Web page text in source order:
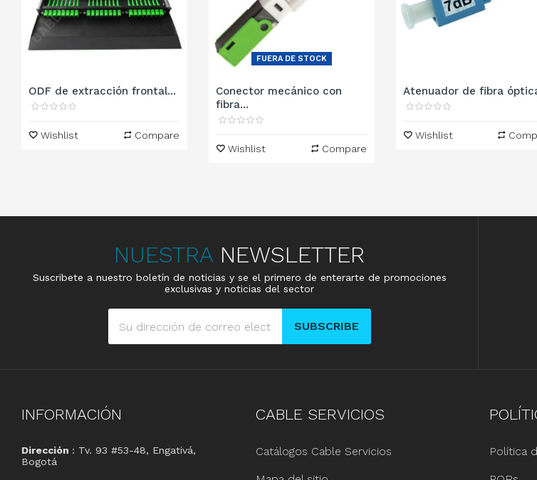
ODF de extracción frontal...
Wishlist Compare
FUERA DE STOCK
Conector mecánico con
fibra...
Wishlist Compare
Atenuador de fibra
Wishlist
NUESTRA NEWSLETTER
Suscribete a nuestro boletín de noticias y se el primero de enterarte de promociones
exclusivas y noticias del sector
SUBSCRIBE
INFORMACIÓN
Dirección : Tv. 93 #53-48, Engativá,
Bogotá
CABLE SERVICIOS
Catálogos Cable Servicios Política